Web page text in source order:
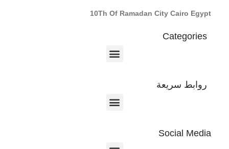
10Th Of Ramadan City Cairo Egypt
Categories
روابط سريعة
Social Media